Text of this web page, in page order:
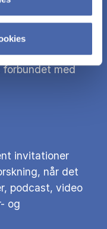
de store
dig mulighed
og events,
med
invitationer
når det
podcast, video
og